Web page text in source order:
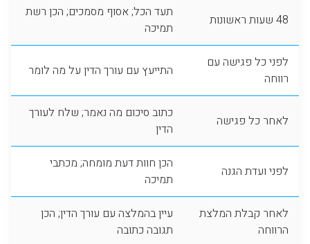
48 שעות ראשונות
תעד הכל; אסוף מסמכים; הכן רשת
תמיכה
לפני כל פגישה עם
רווחה
התייעץ עם עורך הדין על מה לומר
לאחר כל פגישה
כתוב סיכום מה נאמר; שלח לעורך
הדין
לפני ועדת הגנה
הכן חוות דעת מומחה; מכתבי
תמיכה
לאחר קבלת המלצת
הרווחה
עיין בהמלצה עם עורך הדין; הכן
תגובה כתובה